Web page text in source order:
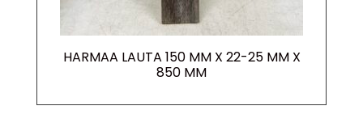
HARMAA LAUTA 150 MM X 22-25 MM X
850 MM